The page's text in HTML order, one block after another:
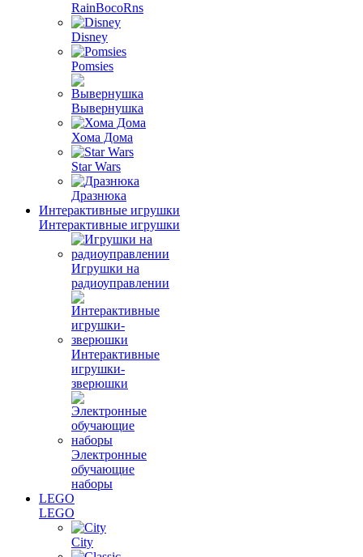
RainBocoRns
Disney
Pomsies
Вывернушка
Хома Дома
Star Wars
Дразнюка
Интерактивные игрушки
Интерактивные игрушки
Игрушки на
радиоуправлении
Интерактивные
игрушки-
зверюшки
Электронные
обучающие
наборы
LEGO
LEGO
City